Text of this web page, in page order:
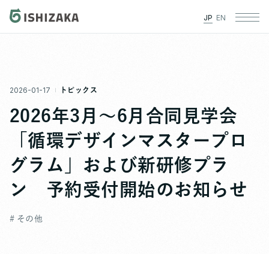
JP EN
2026-01-17 トピックス
2026年3月～6月合同見学会
「循環デザインマスタープロ
グラム」および新研修プラ
ン 予約受付開始のお知らせ
# その他